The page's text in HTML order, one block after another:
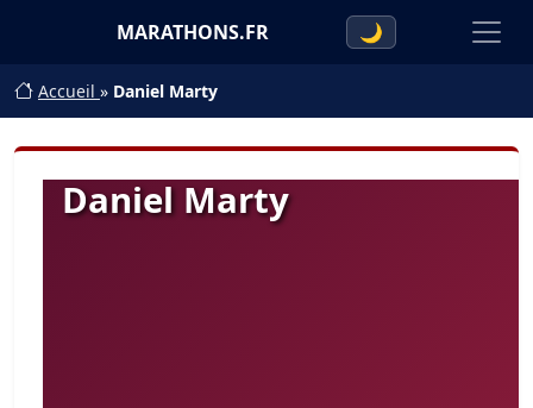
MARATHONS.FR 🌙
Accueil » Daniel Marty
Daniel Marty